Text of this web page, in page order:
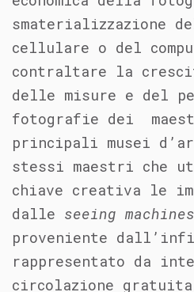
smaterializzazione
cellulare o del
contraltare la
delle misure e del
fotografie dei
principali musei
stessi maestri che
chiave creativa le
dalle seeing machines
proveniente
rappresentato da
circolazione